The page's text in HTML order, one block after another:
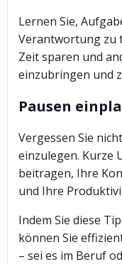
Lernen Sie,
Verantwortung zu
Zeit sparen und
einzubringen und
Pausen
Vergessen Sie
einzulegen. Kurze
beitragen, Ihre
und Ihre
Indem Sie diese
können Sie
– sei es im Beruf